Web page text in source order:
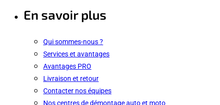
En savoir plus
Qui sommes-nous ?
Services et avantages
Avantages PRO
Livraison et retour
Contacter nos équipes
Nos centres de démontage auto et moto